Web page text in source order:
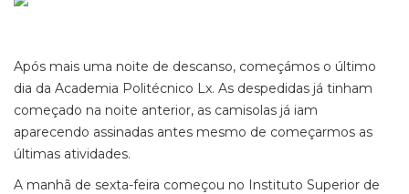
Após mais uma noite de descanso, começámos o último
dia da Academia Politécnico Lx. As despedidas já tinham
começado na noite anterior, as camisolas já iam
aparecendo assinadas antes mesmo de começarmos as
últimas atividades.
A manhã de sexta-feira começou no Instituto Superior de